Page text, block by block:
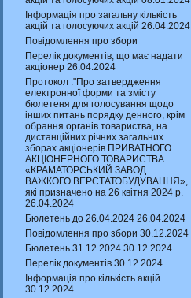
Інформація про загальну кількість
акцій та голосуючих акцій 26.04.2024
Повідомлення про збори
Перелік документів, що має надати
акціонер 26.04.2024
Протокол ."Про затвердження
електронної форми та змісту
бюлетеня для голосування щодо
інших питань порядку денного, крім
обрання органів товариства, на
дистанційних річних загальних
зборах акціонерів ПРИВАТНОГО
АКЦІОНЕРНОГО ТОВАРИСТВА
«КРАМАТОРСЬКИЙ ЗАВОД
ВАЖКОГО ВЕРСТАТОБУДУВАННЯ»,
які призначено на 26 квітня 2024 р.
26.04.2024
Бюлетень до 26.04.2024 26.04.2024
Повідомлення про збори 30.12.2024
Бюлетень 31.12.2024 30.12.2024
Перелік документів 30.12.2024
Інформація про кількість акцій
30.12.2024